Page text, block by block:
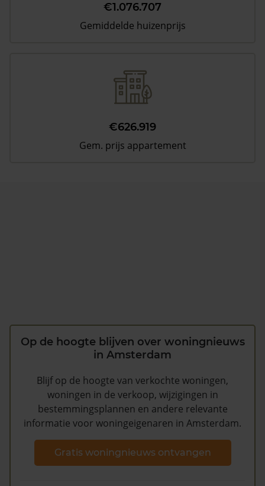
€1.076.707
Gemiddelde huizenprijs
€626.919
Gem. prijs appartement
Op de hoogte blijven over woningnieuws
in Amsterdam
Blijf op de hoogte van verkochte woningen,
woningen in de verkoop, wijzigingen in
bestemmingsplannen en andere relevante
informatie voor woningeigenaren in Amsterdam.
Gratis woningnieuws ontvangen